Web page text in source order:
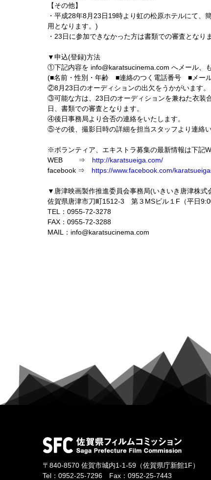
【その他】
・平成28年8月23日19時より虹の松原ホテルにて
用となります。)
・23日に参加できなかった方は書類での審査となりま
▼申込(登録)方法
①下記内容を info@karatsucinema.com へメール、
(■名前・性別・年齢 ■連絡のつく電話番号 ■メー
②8月23日のオーディションの出欠をうかがいます
③可能な方は、23日のオーディションを兼ねた衣装
日、書類での審査となります。
④後日事務局より合否の連絡をいたします。
⑤その後、撮影日時の詳細を担当スタッフより連絡い
※ボランティア、エキストラ募集の最新情報は下記
WEB ⇒ http://karatsueiga.com/
facebook ⇒ https://www.facebook.com/
▼唐津映画製作推進委員会事務局(いきいき唐津株式
佐賀県唐津市刀町1512-3 第３MSビル１F（平日
TEL：0955-72-3278
FAX：0955-72-3288
MAIL：info@karatsucinema.com
〒840-8570 佐賀市城内1-1-59 （佐賀県庁新館1F）
Tel： 0952-25-7296 Fax：0952-25-7443